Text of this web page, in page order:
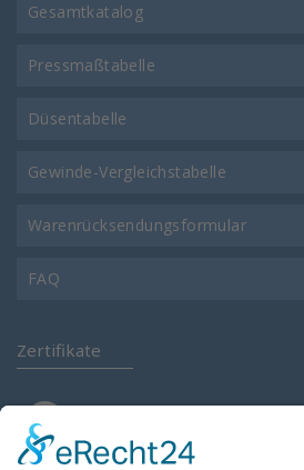
Gesamtkatalog
Pressmaßtabelle
Düsentabelle
Gewinde-Vergleichstabelle
Warenrücksendungsformular
FAQ
Zertifikate